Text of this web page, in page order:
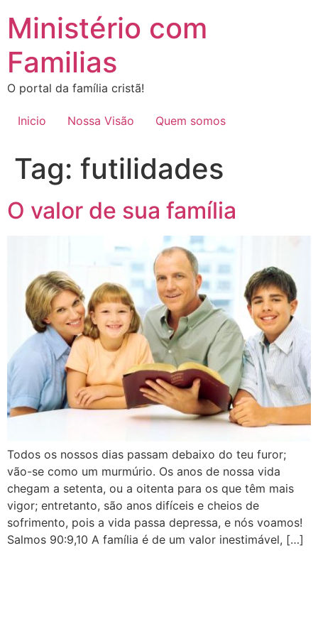
para
conteúdo
Ministério com
Familias
O portal da família cristã!
Inicio Nossa Visão Quem somos
Tag: futilidades
O valor de sua família
Todos os nossos dias passam debaixo do teu furor;
vão-se como um murmúrio. Os anos de nossa vida
chegam a setenta, ou a oitenta para os que têm mais
vigor; entretanto, são anos difíceis e cheios de
sofrimento, pois a vida passa depressa, e nós voamos!
Salmos 90:9,10 A família é de um valor inestimável, […]